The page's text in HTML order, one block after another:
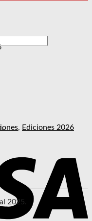
, Ediciones 2026
2025.